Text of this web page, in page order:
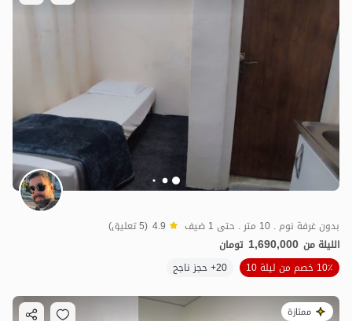
بدون غرفة نوم . 10 متر . حتى 1 ضيف 4.9 (5 تعليق)
الليلة من 1,690,000 تومان
10٪ خصم من ليلة 10
20+ حجز ناجح
ممتازة